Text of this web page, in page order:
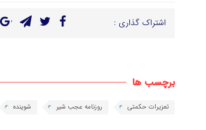
اشتراک گذاری :
برچسب ها
تعزیرات حکمتی روزنامه عجب شیر شوینده